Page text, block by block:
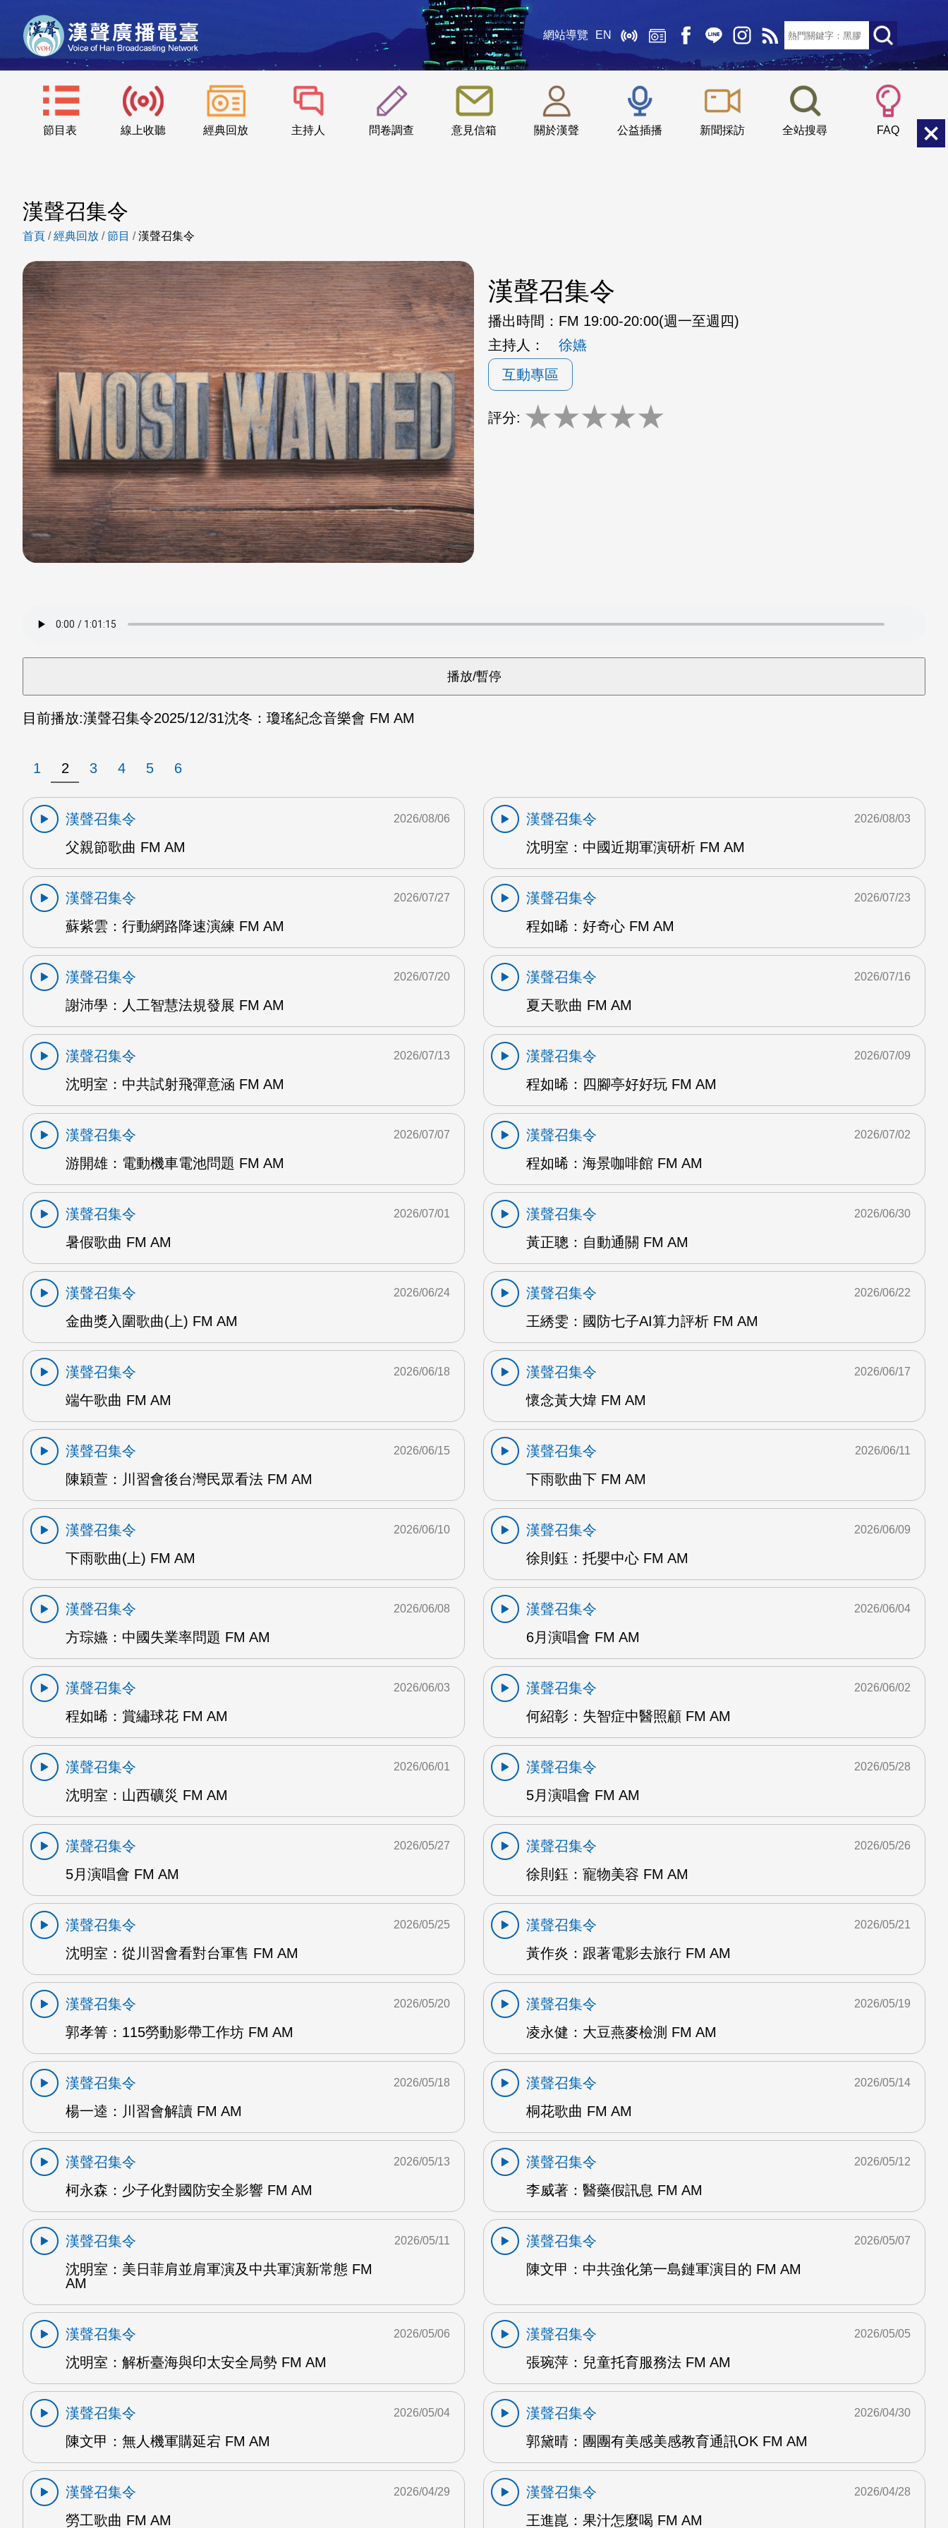
網站導覽 EN
節目表 線上收聽 經典回放 主持人 問卷調查 意見信箱 關於漢聲 公益插播 新聞採訪 全站搜尋 FAQ
::: 小 中
漢聲召集令
首頁 /經典回放 /節目 /漢聲召集令
漢聲召集令
播出時間： FM 19:00-20:00(週一至週四)
主持人：
徐嬿
互動專區
評分: ★★★★★
目前播放:漢聲召集令2025/12/31沈冬：瓊瑤紀念音樂會 FM AM
1 2 3 4 5 6
漢聲召集令
父親節歌曲 FM AM
2026/08/06
漢聲召集令
沈明室：中國近期軍演研析 FM AM
2026/08/03
漢聲召集令
蘇紫雲：行動網路降速演練 FM AM
2026/07/27
漢聲召集令
程如晞：好奇心 FM AM
2026/07/23
漢聲召集令
謝沛學：人工智慧法規發展 FM AM
2026/07/20
漢聲召集令
夏天歌曲 FM AM
2026/07/16
漢聲召集令
沈明室：中共試射飛彈意涵 FM AM
2026/07/13
漢聲召集令
程如晞：四腳亭好好玩 FM AM
2026/07/09
漢聲召集令
游開雄：電動機車電池問題 FM AM
2026/07/07
漢聲召集令
程如晞：海景咖啡館 FM AM
2026/07/02
漢聲召集令
暑假歌曲 FM AM
2026/07/01
漢聲召集令
黃正聰：自動通關 FM AM
2026/06/30
漢聲召集令
金曲獎入圍歌曲(上) FM AM
2026/06/24
漢聲召集令
王綉雯：國防七子AI算力評析 FM AM
2026/06/22
漢聲召集令
端午歌曲 FM AM
2026/06/18
漢聲召集令
懷念黃大煒 FM AM
2026/06/17
漢聲召集令
陳穎萱：川習會後台灣民眾看法 FM AM
2026/06/15
漢聲召集令
下雨歌曲下 FM AM
2026/06/11
漢聲召集令
下雨歌曲(上) FM AM
2026/06/10
漢聲召集令
徐則鈺：托嬰中心 FM AM
2026/06/09
漢聲召集令
方琮嬿：中國失業率問題 FM AM
2026/06/08
漢聲召集令
6月演唱會 FM AM
2026/06/04
漢聲召集令
程如晞：賞繡球花 FM AM
2026/06/03
漢聲召集令
何紹彰：失智症中醫照顧 FM AM
2026/06/02
漢聲召集令
沈明室：山西礦災 FM AM
2026/06/01
漢聲召集令
5月演唱會 FM AM
2026/05/28
漢聲召集令
5月演唱會 FM AM
2026/05/27
漢聲召集令
徐則鈺：寵物美容 FM AM
2026/05/26
漢聲召集令
沈明室：從川習會看對台軍售 FM AM
2026/05/25
漢聲召集令
黃作炎：跟著電影去旅行 FM AM
2026/05/21
漢聲召集令
郭孝箐：115勞動影帶工作坊 FM AM
2026/05/20
漢聲召集令
凌永健：大豆燕麥檢測 FM AM
2026/05/19
漢聲召集令
楊一逵：川習會解讀 FM AM
2026/05/18
漢聲召集令
桐花歌曲 FM AM
2026/05/14
漢聲召集令
柯永森：少子化對國防安全影響 FM AM
2026/05/13
漢聲召集令
李威著：醫藥假訊息 FM AM
2026/05/12
漢聲召集令
沈明室：美日菲肩並肩軍演及中共軍演新常態 FM
AM
2026/05/11
漢聲召集令
陳文甲：中共強化第一島鏈軍演目的 FM AM
2026/05/07
漢聲召集令
沈明室：解析臺海與印太安全局勢 FM AM
2026/05/06
漢聲召集令
張琬萍：兒童托育服務法 FM AM
2026/05/05
漢聲召集令
陳文甲：無人機軍購延宕 FM AM
2026/05/04
漢聲召集令
郭黛晴：團團有美感美感教育通訊OK FM AM
2026/04/30
漢聲召集令
勞工歌曲 FM AM
2026/04/29
漢聲召集令
王進崑：果汁怎麼喝 FM AM
2026/04/28